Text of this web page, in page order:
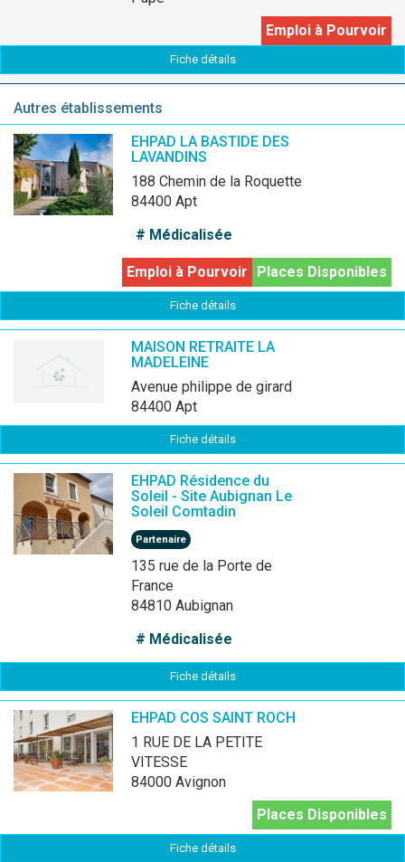
Emploi à Pourvoir
Fiche détails
Autres établissements
EHPAD LA BASTIDE DES
LAVANDINS
188 Chemin de la Roquette
84400 Apt
# Médicalisée
Places Disponibles
Emploi à Pourvoir
Fiche détails
MAISON RETRAITE LA
MADELEINE
avenue philippe de girard
84400 Apt
Fiche détails
EHPAD Résidence du
Soleil - Site Aubignan Le
Soleil Comtadin
Partenaire
135 rue de la Porte de
France
84810 Aubignan
# Médicalisée
Fiche détails
EHPAD COS SAINT ROCH
1 RUE DE LA PETITE
VITESSE
84000 Avignon
Places Disponibles
Fiche détails